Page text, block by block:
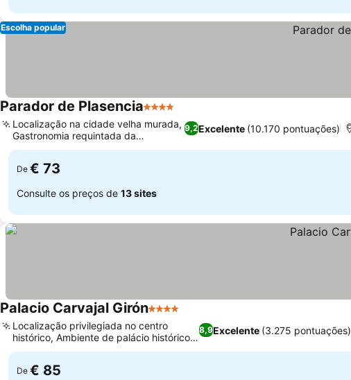
Escolha popular
Parador de Plasencia4 Estrelas
9,2Excelente (10.170 pontuações)
Localização na cidade velha murada,
Gastronomia requintada da
Estremadura
De € 73
Consulte os preços de 13 sites
Palacio Carvajal Girón4 Estrelas
8,9Excelente (3.275 pontuações)
Localização privilegiada no centro
histórico, Ambiente de palácio histórico
do século XVI
De € 85